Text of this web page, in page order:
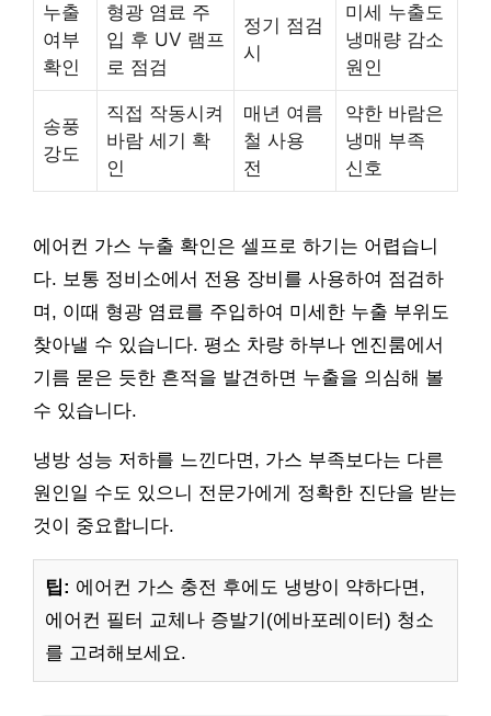
누출
여부
확인
형광 염료 주
입 후 UV 램프
로 점검
정기 점검
시
미세 누출도
냉매량 감소
원인
송풍
강도
직접 작동시켜
바람 세기 확
인
매년 여름
철 사용
전
약한 바람은
냉매 부족
신호
에어컨 가스 누출 확인은 셀프로 하기는 어렵습니
다. 보통 정비소에서 전용 장비를 사용하여 점검하
며, 이때 형광 염료를 주입하여 미세한 누출 부위도
찾아낼 수 있습니다. 평소 차량 하부나 엔진룸에서
기름 묻은 듯한 흔적을 발견하면 누출을 의심해 볼
수 있습니다.
냉방 성능 저하를 느낀다면, 가스 부족보다는 다른
원인일 수도 있으니 전문가에게 정확한 진단을 받는
것이 중요합니다.
팁: 에어컨 가스 충전 후에도 냉방이 약하다면,
에어컨 필터 교체나 증발기(에바포레이터) 청소
를 고려해보세요.